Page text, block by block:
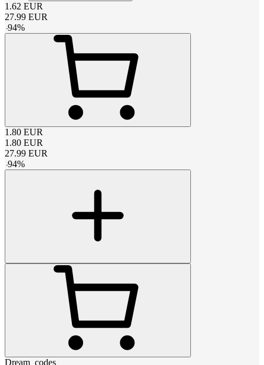
1.62 EUR
27.99 EUR
-94%
1.80 EUR
1.80 EUR
27.99 EUR
-94%
Dream_codes